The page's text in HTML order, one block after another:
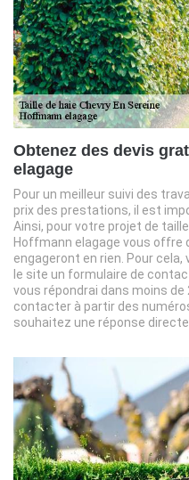
Obtenez des devis
elagage
Pour un meilleur suivi des
prix des prestations, il est
Ainsi, pour votre projet de
Hoffmann elagage vous offre
engageront en rien. Pour
le site un formulaire de
vous répondrai dans moins
contacter à partir des
souhaitez une réponse directe.